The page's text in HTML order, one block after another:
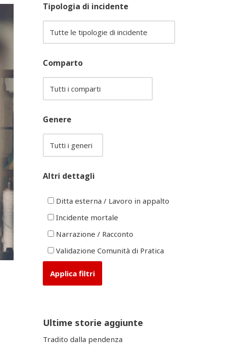
Tipologia di incidente
Comparto
Genere
Altri dettagli
Ditta esterna / Lavoro in appalto
Incidente mortale
Narrazione / Racconto
Validazione Comunità di Pratica
Ultime storie aggiunte
Tradito dalla pendenza